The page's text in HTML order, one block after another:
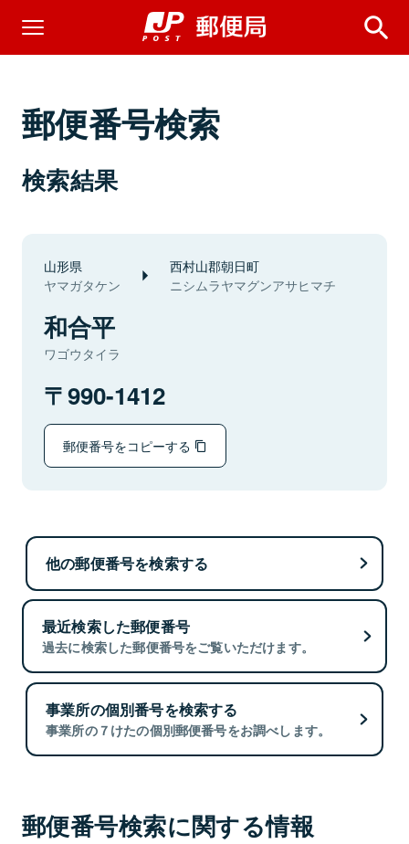
郵便番号検索
検索結果
山形県
ヤマガタケン
西村山郡朝日町
ニシムラヤマグンアサヒマチ
和合平
ワゴウタイラ
990-1412
郵便番号をコピーする
他の郵便番号を検索する
最近検索した郵便番号
過去に検索した郵便番号をご覧いただけます。
事業所の個別番号を検索する
事業所の７けたの個別郵便番号をお調べします。
郵便番号検索に関する情報